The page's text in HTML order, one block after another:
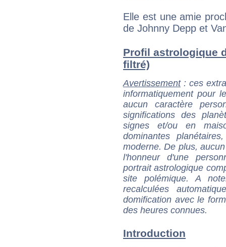
Elle est une amie
de Johnny Depp et
Profil astrologique
filtré)
Avertissement: ces
informatiquement pour
aucun caractère
significations des
signes et/ou en
dominantes
moderne. De plus,
l'honneur d'une
portrait astrologique
site polémique. A
recalculées
domification avec le
des heures connues.
Introduction